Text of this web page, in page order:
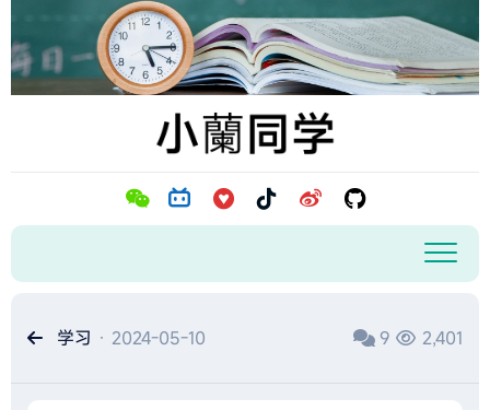
内
容
学习 · 2024-05-10 9 2,401